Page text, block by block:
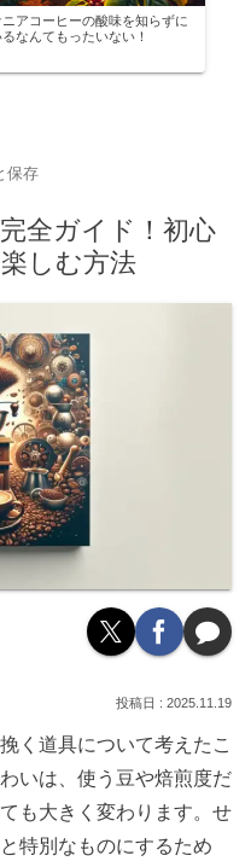
ニアコーヒーの酸味を知らずに
るなんてもったいない！
保存
全ガイド！初心
しむ方法
2025.11.19
く道具について考えたこ
いは、使う豆や焙煎度だ
も大きく変わります。せ
特別なものにするため